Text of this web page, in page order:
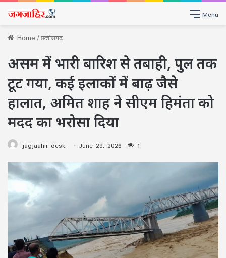
Menu
Home/छत्तीसगढ़
असम में भारी बारिश से तबाही, पुल तक
टूट गया, कई इलाकों में बाढ़ जैसे
हालात, अमित शाह ने सीएम हिमंता को
मदद का भरोसा दिया
jagjaahir desk June 29, 2026 1